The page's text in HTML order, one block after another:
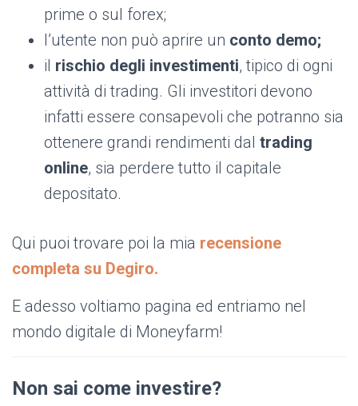
prime o sul forex;
l’utente non può aprire un conto demo;
il rischio degli investimenti, tipico di ogni
attività di trading. Gli investitori devono
infatti essere consapevoli che potranno sia
ottenere grandi rendimenti dal trading
online, sia perdere tutto il capitale
depositato.
Qui puoi trovare poi la mia recensione
completa su Degiro.
E adesso voltiamo pagina ed entriamo nel
mondo digitale di Moneyfarm!
Non sai come investire?